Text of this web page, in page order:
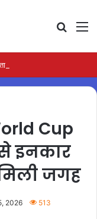
Cup
इनकार
जगह
2026 513